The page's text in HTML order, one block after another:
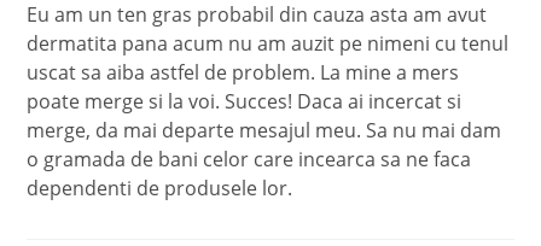
Eu am un ten gras probabil din cauza asta am avut
dermatita pana acum nu am auzit pe nimeni cu tenul
uscat sa aiba astfel de problem. La mine a mers
poate merge si la voi. Succes! Daca ai incercat si
merge, da mai departe mesajul meu. Sa nu mai dam
o gramada de bani celor care incearca sa ne faca
dependenti de produsele lor.